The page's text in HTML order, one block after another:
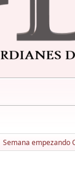
Semana empezando